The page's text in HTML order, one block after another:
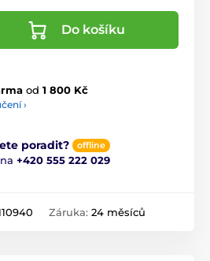
Do košíku
od 1 800 Kč
›
poradit? offline
+420 555 222 029
Záruka: 24 měsíců